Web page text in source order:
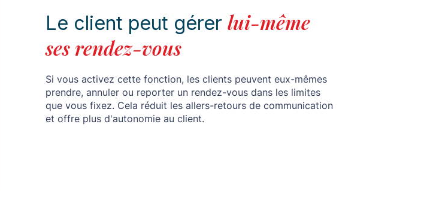
Le client peut gérer lui-même
ses rendez-vous
Si vous activez cette fonction, les clients peuvent eux-mêmes
prendre, annuler ou reporter un rendez-vous dans les limites
que vous fixez. Cela réduit les allers-retours de communication
et offre plus d'autonomie au client.